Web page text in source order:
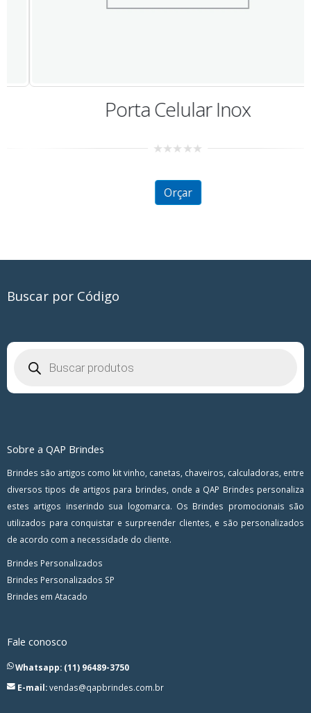
Porta Celular Inox
Orçar
Buscar por Código
produtos
Sobre a QAP Brindes
Brindes são artigos como kit vinho, canetas, chaveiros, calculadoras, entre
diversos tipos de artigos para brindes, onde a QAP Brindes personaliza
estes artigos inserindo sua logomarca. Os Brindes promocionais são
utilizados para conquistar e surpreender clientes, e são personalizados
de acordo com a necessidade do cliente.
Brindes Personalizados
Brindes Personalizados SP
Brindes em Atacado
Fale conosco
Whatsapp: (11) 96489-3750
E-mail:vendas@qapbrindes.com.br